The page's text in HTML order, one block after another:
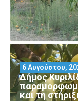
Δήμος
και τη
6 Αυγούστου,